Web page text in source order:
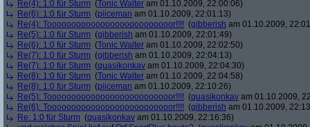
Re(4): 1:0 für Sturm (Tonic Walter am 01.10.2009, 22:00:06)
Re(6): 1:0 für Sturm (piiceman am 01.10.2009, 22:01:13)
Re(4): Toooooooooooooooooooooooooor!!!! (gibberish am 01.10.2009,
Re(5): 1:0 für Sturm (gibberish am 01.10.2009, 22:01:49)
Re(6): 1:0 für Sturm (Tonic Walter am 01.10.2009, 22:02:50)
Re(7): 1:0 für Sturm (gibberish am 01.10.2009, 22:04:13)
Re(7): 1:0 für Sturm (quasikonkav am 01.10.2009, 22:04:30)
Re(8): 1:0 für Sturm (Tonic Walter am 01.10.2009, 22:04:58)
Re(8): 1:0 für Sturm (piiceman am 01.10.2009, 22:10:26)
Re(5): Toooooooooooooooooooooooooor!!!! (quasikonkav am 01.10.2009,
Re(6): Toooooooooooooooooooooooooor!!!! (gibberish am 01.10.2009,
Re: 1:0 für Sturm (quasikonkav am 01.10.2009, 22:16:36)